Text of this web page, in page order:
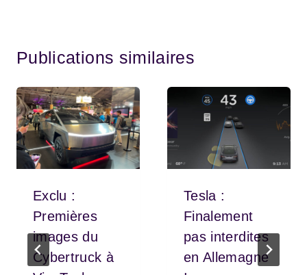
Publications similaires
Exclu :
Premières
images du
Cybertruck à
Tesla :
Finalement
pas interdites
en Allemagne